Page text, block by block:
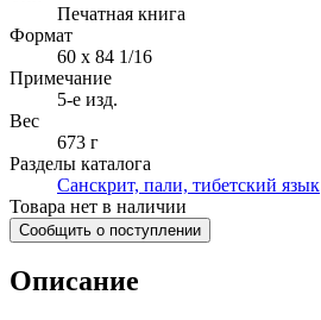
Печатная книга
Формат
60 x 84 1/16
Примечание
5-е изд.
Вес
673 г
Разделы каталога
Санскрит, пали, тибетский язык
Товара нет в наличии
Сообщить о поступлении
Описание